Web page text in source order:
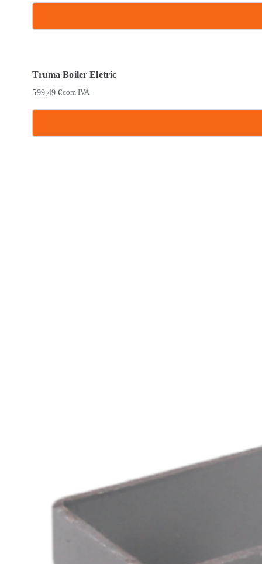
Truma Boiler Eletric
599,49€com IVA